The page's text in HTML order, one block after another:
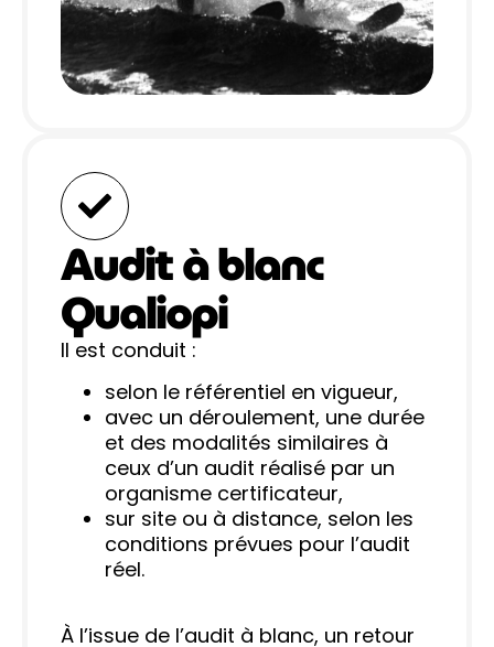
Audit à blanc
Qualiopi
Il est conduit :
selon le référentiel en vigueur,
avec un déroulement, une durée
et des modalités similaires à
ceux d’un audit réalisé par un
organisme certificateur,
sur site ou à distance, selon les
conditions prévues pour l’audit
réel.
À l’issue de l’audit à blanc, un retour